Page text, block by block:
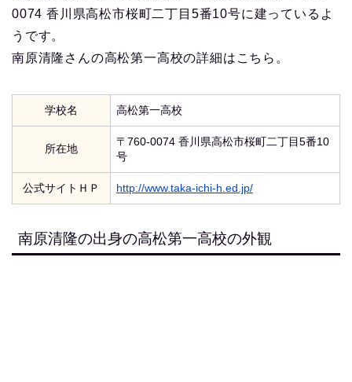
0074 香川県高松市桜町二丁目5番10号に建っているよ
うです。
南原清隆さんの高松第一高校の詳細はこちら。
学校名 高松第一高校
所在地
〒760-0074 香川県高松市桜町二丁目5番10
号
公式サイトＨＰ http://www.taka-ichi-h.ed.jp/
南原清隆の出身の高松第一高校の外観